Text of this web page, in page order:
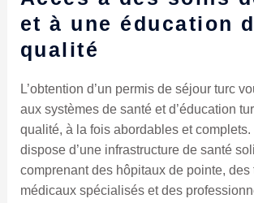
et à une éducation
qualité
L’obtention d’un permis de séjour turc
aux systèmes de santé et d’éducation
qualité, à la fois abordables et complets.
dispose d’une infrastructure de santé
comprenant des hôpitaux de pointe, des
médicaux spécialisés et des